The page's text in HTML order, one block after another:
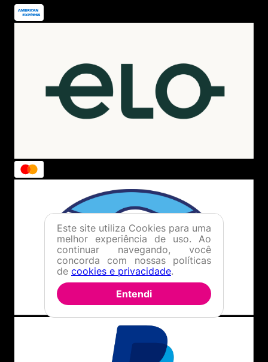
Este site utiliza Cookies para uma
melhor experiência de uso. Ao
continuar navegando, você
concorda com nossas políticas
de cookies e privacidade.
Entendi